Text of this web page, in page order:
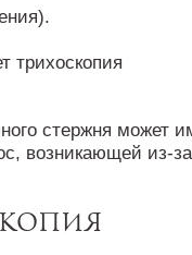
стержня может
возникающей из-